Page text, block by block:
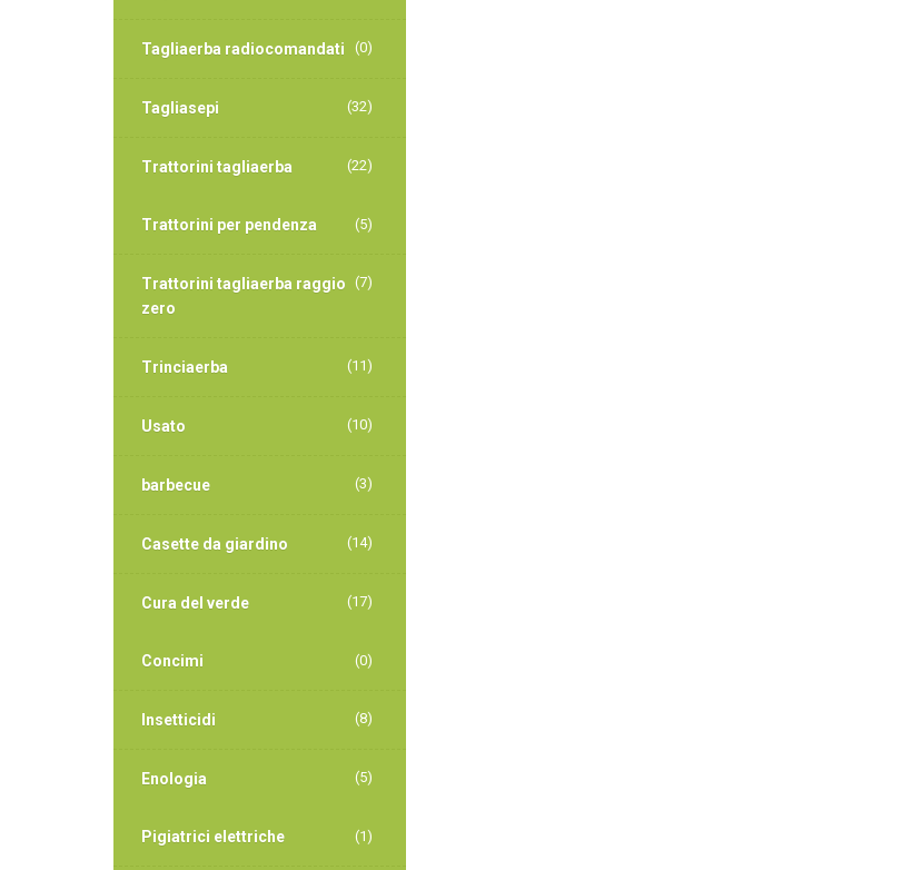
Tagliaerba radiocomandati (0)
Tagliasepi (32)
Trattorini tagliaerba (22)
Trattorini per pendenza (5)
Trattorini tagliaerba raggio
zero
(7)
Trinciaerba (11)
Usato (10)
barbecue (3)
Casette da giardino (14)
Cura del verde (17)
Concimi (0)
Insetticidi (8)
Enologia (5)
Pigiatrici elettriche (1)